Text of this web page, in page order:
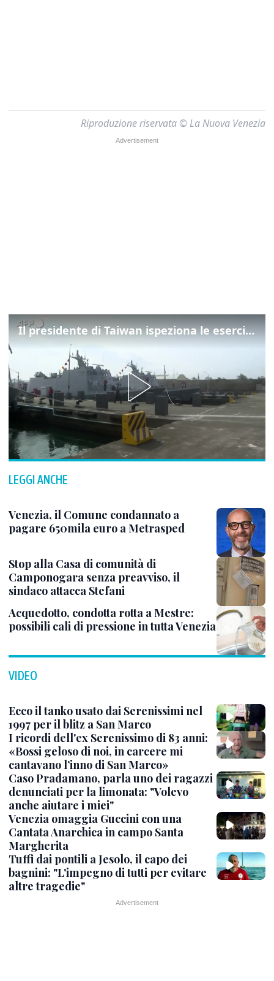
Riproduzione riservata © La Nuova Venezia
Il presidente di Taiwan ispeziona le esercitazioni della Marina
LEGGI ANCHE
Venezia, il Comune condannato a
pagare 650mila euro a Metrasped
Stop alla Casa di comunità di
Camponogara senza preavviso, il
sindaco attacca Stefani
Acquedotto, condotta rotta a Mestre:
possibili cali di pressione in tutta Venezia
VIDEO
Ecco il tanko usato dai Serenissimi nel
1997 per il blitz a San Marco
I ricordi dell'ex Serenissimo di 83 anni:
«Bossi geloso di noi, in carcere mi
cantavano l’inno di San Marco»
Caso Pradamano, parla uno dei ragazzi
denunciati per la limonata: "Volevo
anche aiutare i miei"
Venezia omaggia Guccini con una
Cantata Anarchica in campo Santa
Margherita
Tuffi dai pontili a Jesolo, il capo dei
bagnini: "L'impegno di tutti per evitare
altre tragedie"